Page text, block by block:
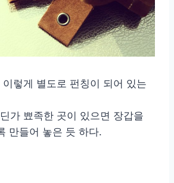
렇게 별도로 펀칭이 되어 있는
가 뾰족한 곳이 있으면 장갑을
만들어 놓은 듯 하다.